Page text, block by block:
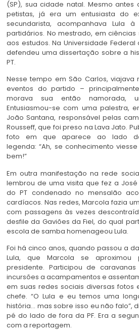
(SP), sua cidade natal. Mesmo antes
petistas, já era um entusiasta do
secundarista, acompanhava Lula
partidários. No mestrado, em ciências
aos estudos. Na Universidade Federal
defendeu uma dissertação sobre a
PT.
Nesse tempo em São Carlos,
eventos do partido –
morava sua então namorada,
Entusiasmou-se com uma palestra,
João Santana, responsável pelas
Rousseff, que foi preso na Lava Jato.
foto em que aparece ao lado
legenda: “Ah, se conhecimento
bem!”
Em outra manifestação na rede
lembrou de uma visita que fez a
do PT condenado no mensalão
cardíacos. Nas redes, Marcola fazia
com passagens às vezes
desfile da Gaviões da Fiel, do qual
escola de samba homenageou Lula.
Foi há cinco anos, quando passou a
Lula, que Marcola se aproximou
presidente. Participou de
incursões a acampamentos e
em suas redes sociais diversas
chefe. “O Lula e eu temos uma
história… mas sobre isso eu não falo”,
pé do lado de fora da PF. Era a
com a reportagem.